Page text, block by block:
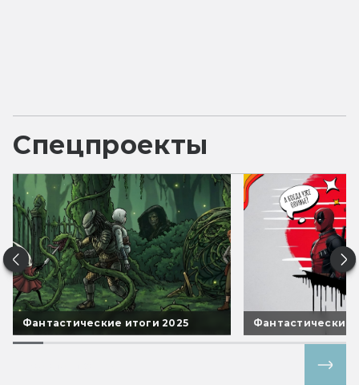
Спецпроекты
Фантастические итоги 2025 Фантастические